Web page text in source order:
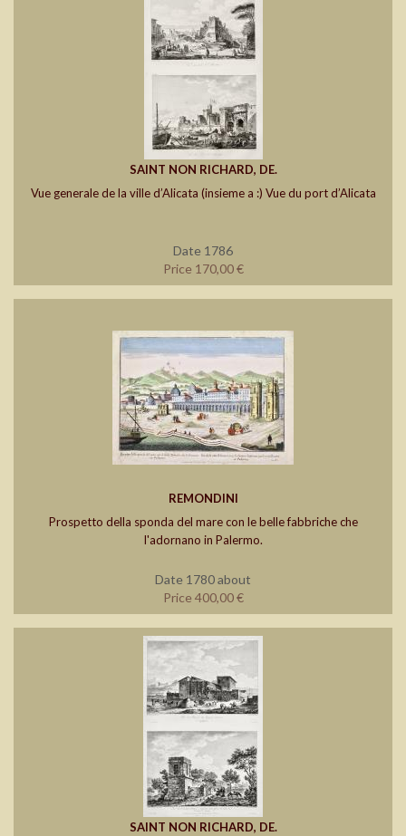
SAINT NON RICHARD, DE.
Vue generale de la ville d’Alicata (insieme a :) Vue du port d’Alicata
Date 1786
Price 170,00 €
REMONDINI
Prospetto della sponda del mare con le belle fabbriche che
l'adornano in Palermo.
Date 1780 about
Price 400,00 €
SAINT NON RICHARD, DE.